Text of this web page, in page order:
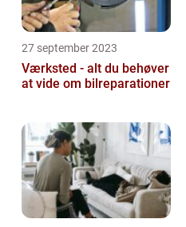
27 september 2023
Værksted - alt du behøver
at vide om bilreparationer